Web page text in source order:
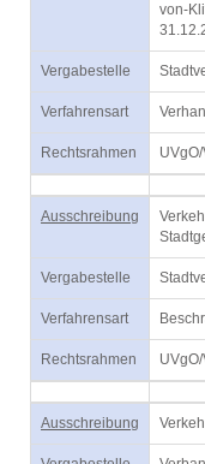
von-
Vergabestelle
Verfahrensart
Rechtsrahmen
Ausschreibung
Vergabestelle
Verfahrensart
Rechtsrahmen
Ausschreibung